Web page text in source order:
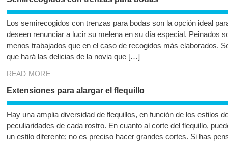
Los semirecogidos con trenzas para bodas son la opción ideal
deseen renunciar a lucir su melena en su día especial. Peinados
menos trabajados que en el caso de recogidos más elaborados.
que hará las delicias de la novia que […]
READ MORE
Extensiones para alargar el flequillo
Hay una amplia diversidad de flequillos, en función de los estilos
peculiaridades de cada rostro. En cuanto al corte del flequillo,
un estilo diferente; no es preciso hacer grandes cortes. Si has